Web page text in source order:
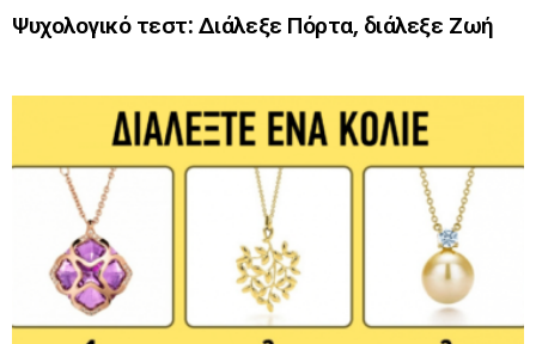
Ψυχολογικό τεστ: Διάλεξε Πόρτα, διάλεξε Ζωή